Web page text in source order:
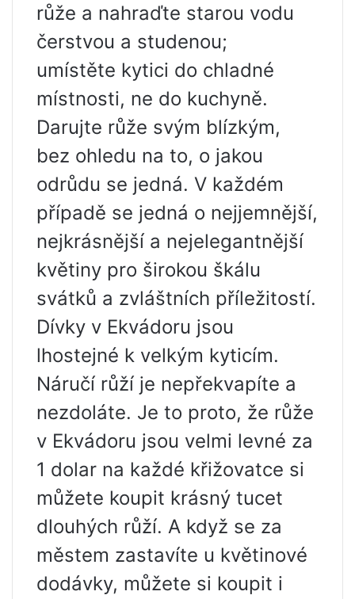
růže a nahraďte starou vodu
čerstvou a studenou;
umístěte kytici do chladné
místnosti, ne do kuchyně.
Darujte růže svým blízkým,
bez ohledu na to, o jakou
odrůdu se jedná. V každém
případě se jedná o nejjemnější,
nejkrásnější a nejelegantnější
květiny pro širokou škálu
svátků a zvláštních příležitostí.
Dívky v Ekvádoru jsou
lhostejné k velkým kyticím.
Náručí růží je nepřekvapíte a
nezdoláte. Je to proto, že růže
v Ekvádoru jsou velmi levné za
1 dolar na každé křižovatce si
můžete koupit krásný tucet
dlouhých růží. A když se za
městem zastavíte u květinové
dodávky, můžete si koupit i